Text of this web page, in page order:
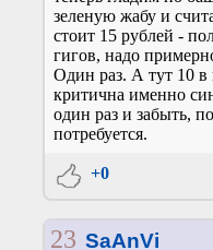
зеленую жабу и
стоит 15 рублей -
гигов, надо
Один раз. А тут 10 в
критична именно
один раз и забыть,
потребуется.
+0
23 SaAnVi